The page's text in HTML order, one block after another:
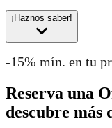
¡Haznos saber!
-15% mín. en tu
Reserva una
descubre más